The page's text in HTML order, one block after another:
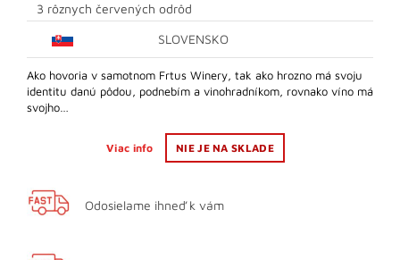
3 rôznych červených odrôd
SLOVENSKO
Ako hovoria v samotnom Frtus Winery, tak ako hrozno má svoju
identitu danú pôdou, podnebím a vinohradníkom, rovnako víno má
svojho…
Viac info NIE JE NA SKLADE
Odosielame ihneď k vám